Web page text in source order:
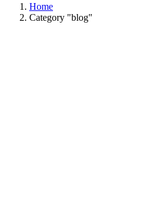
Home
Category "blog"